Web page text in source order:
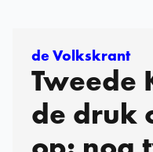
de Volkskrant
Tweede
de druk